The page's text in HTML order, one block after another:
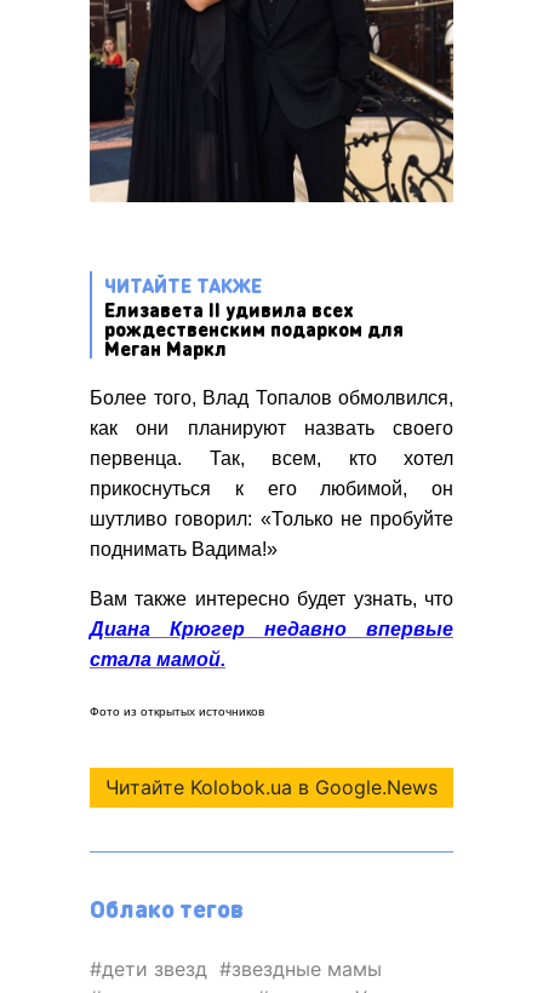
ЧИТАЙТЕ ТАКЖЕ
Елизавета II удивила всех
рождественским подарком для
Меган Маркл
Более того, Влад Топалов обмолвился,
как они планируют назвать своего
первенца. Так, всем, кто хотел
прикоснуться к его любимой, он
шутливо говорил: «Только не пробуйте
поднимать Вадима!»
Вам также интересно будет узнать, что
Диана Крюгер недавно впервые
стала мамой.
Фото из открытых источников
Читайте Kolobok.ua в Google.News
Облако тегов
дети звезд
звездные мамы